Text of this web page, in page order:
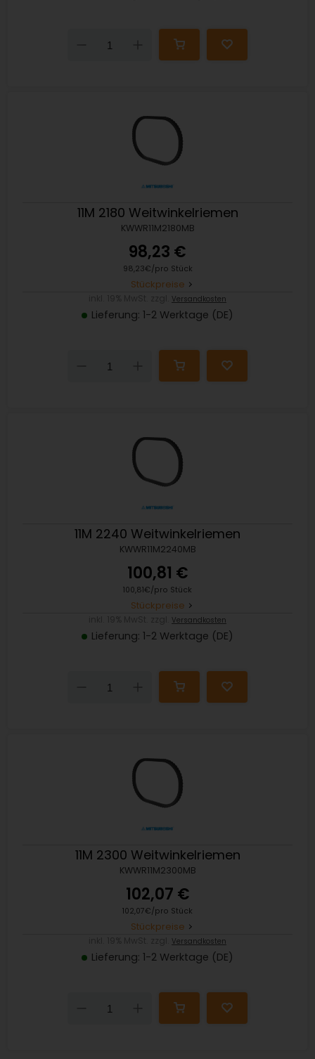
Down
11M 2180 Weitwinkelriemen
KWWR11M2180MB
98,23 €
98,23€/pro Stück
Stückpreise
Versandkosten
Lieferung: 1-2 Werktage (DE)
Down
11M 2240 Weitwinkelriemen
KWWR11M2240MB
100,81 €
100,81€/pro Stück
Stückpreise
Versandkosten
Lieferung: 1-2 Werktage (DE)
Down
11M 2300 Weitwinkelriemen
KWWR11M2300MB
102,07 €
102,07€/pro Stück
Stückpreise
Versandkosten
Lieferung: 1-2 Werktage (DE)
Down